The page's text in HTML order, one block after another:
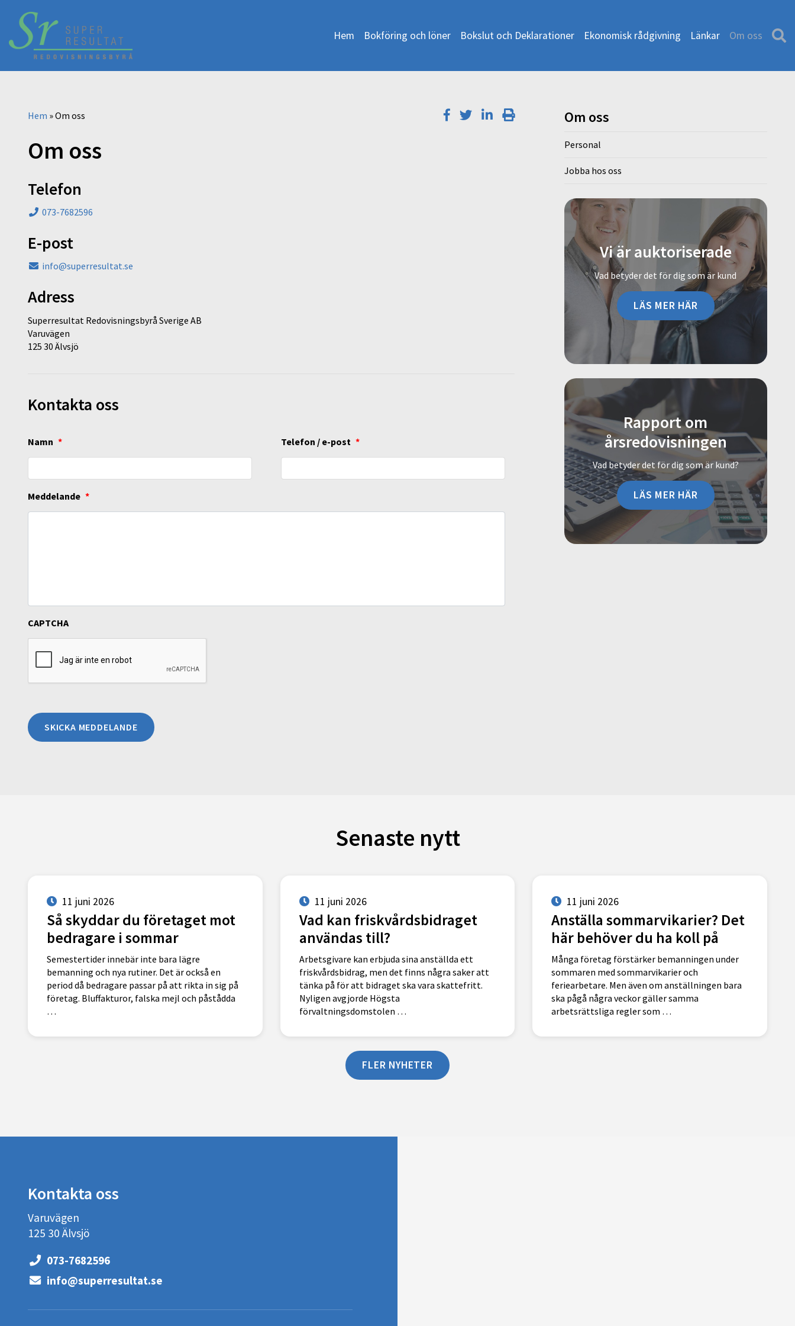
Hem Bokföring och löner Bokslut och Deklarationer Ekonomisk rådgivning Länkar Om oss
Hem »Om oss
Om oss
Telefon
073-7682596
E-post
info@superresultat.se
Adress
Superresultat Redovisningsbyrå Sverige AB
Varuvägen
125 30 Älvsjö
Kontakta oss
Namn * Telefon / e-post *
Meddelande *
CAPTCHA
Om oss
Personal
Jobba hos oss
Vi är auktoriserade
Vad betyder det för dig som är kund
LÄS MER HÄR
Rapport om
årsredovisningen
Vad betyder det för dig som är kund?
LÄS MER HÄR
Senaste nytt
11 juni 2026
Så skyddar du företaget mot
bedragare i sommar
Semestertider innebär inte bara lägre
bemanning och nya rutiner. Det är också en
period då bedragare passar på att rikta in sig på
företag. Bluffakturor, falska mejl och påstådda
…
11 juni 2026
Vad kan friskvårdsbidraget
användas till?
Arbetsgivare kan erbjuda sina anställda ett
friskvårdsbidrag, men det finns några saker att
tänka på för att bidraget ska vara skattefritt.
Nyligen avgjorde Högsta
förvaltningsdomstolen …
11 juni 2026
Anställa sommarvikarier? Det
här behöver du ha koll på
Många företag förstärker bemanningen under
sommaren med sommarvikarier och
feriearbetare. Men även om anställningen bara
ska pågå några veckor gäller samma
arbetsrättsliga regler som …
FLER NYHETER
Kontakta oss
Varuvägen
125 30 Älvsjö
073-7682596
info@superresultat.se